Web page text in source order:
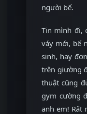
người bế.
Tin mình đi,
váy mới, bế
sinh, hay
trên giường
thuật cũng
gym cường
anh em! Rất